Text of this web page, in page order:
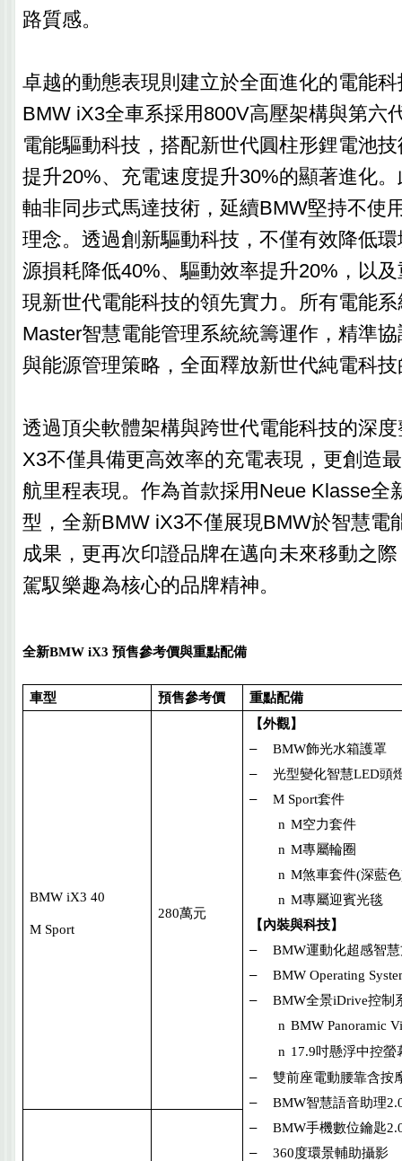
路質感。
卓越的動態表現則建立於全面進化的電能
BMW iX3全車系採用800V高壓架構與第六
電能驅動科技，搭配新世代圓柱形鋰電池
提升20%、充電速度提升30%的顯著進化
軸非同步式馬達技術，延續BMW堅持不使
理念。透過創新驅動科技，不僅有效降低
源損耗降低40%、驅動效率提升20%，以
現新世代電能科技的領先實力。所有電能
Master智慧電能管理系統統籌運作，精準
與能源管理策略，全面釋放新世代純電科
透過頂尖軟體架構與跨世代電能科技的深
X3不僅具備更高效率的充電表現，更創造
航里程表現。作為首款採用Neue Klasse全
型，全新BMW iX3不僅展現BMW於智慧電
成果，更再次印證品牌在邁向未來移動之
駕馭樂趣為核心的品牌精神。
全新BMW iX3 預售參考價與重點配備
車型 預售參考價 重點配備
BMW iX3 40
M Sport
280萬元
【外觀】
–
BMW飾光水箱護罩
–
光型變化智慧LED頭
–
M Sport套件
n M空力套件
n M專屬輪圈
n M煞車套件(深藍色
n M專屬迎賓光毯
【內裝與科技】
–
BMW運動化超感智
–
BMW Operating
–
BMW全景iDrive控制
n BMW Panoramic
n 17.9吋懸浮中控螢
–
雙前座電動腰靠含按
–
BMW智慧語音助理
–
BMW手機數位鑰匙
–
360度環景輔助攝影